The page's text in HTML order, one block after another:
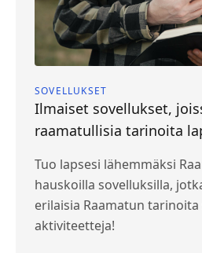
SOVELLUKSET
Ilmaiset sovellukset,
raamatullisia tarinoita
Tuo lapsesi lähemmäksi
hauskoilla sovelluksilla,
erilaisia Raamatun tarinoita
aktiviteetteja!